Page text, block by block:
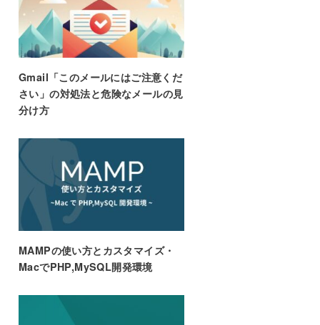
Gmail「このメールにはご注意くだ
さい」の対処法と危険なメールの見
分け方
MAMPの使い方とカスタマイズ・
MacでPHP,MySQL開発環境